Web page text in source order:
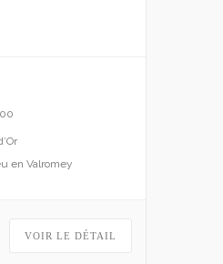
en Valromey
VOIR LE DÉTAIL